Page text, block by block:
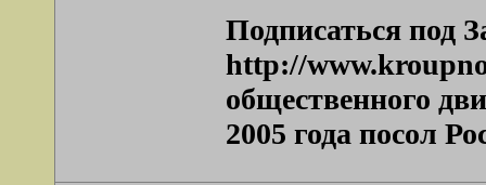
Подписаться под
http://
общественного
2005 года посол